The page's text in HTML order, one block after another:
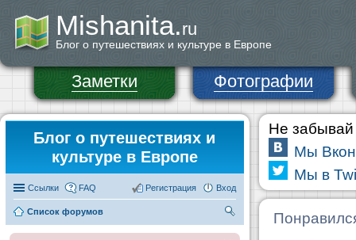
Mishanita.ru
Блог о путешествиях и культуре в Европе
Заметки Фотографии
Блог о путешествиях и
культуре в Европе
Ссылки FAQ Вход
Регистрация
Список форумов
Не забывай
Мы
Мы в